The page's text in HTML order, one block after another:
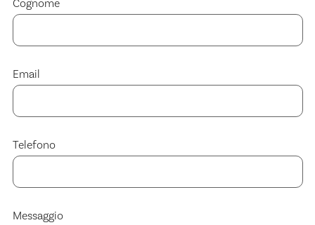
Cognome
Email
Telefono
Messaggio